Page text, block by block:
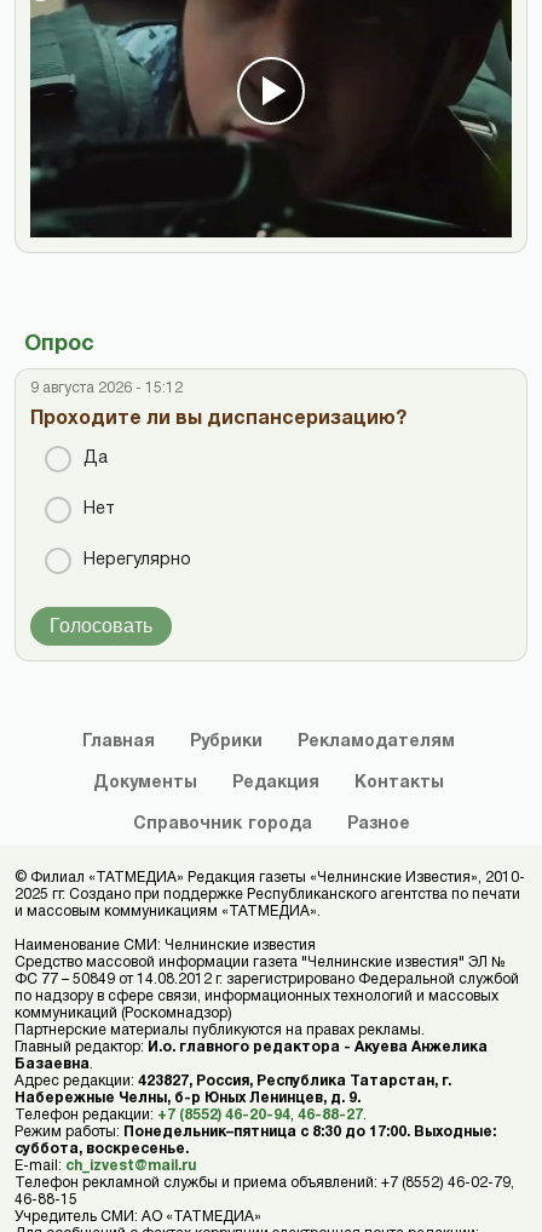
Опрос
9 августа 2026 - 15:12
Проходите ли вы диспансеризацию?
Да
Нет
Нерегулярно
Голосовать
Главная Рубрики Рекламодателям
Документы Редакция Контакты
Справочник города Разное
© Филиал «ТАТМЕДИА» Редакция газеты «Челнинские Известия», 2010-
2025 гг. Создано при поддержке Республиканского агентства по печати
и массовым коммуникациям «ТАТМЕДИА».
Наименование СМИ: Челнинские известия
Средство массовой информации газета "Челнинские известия" ЭЛ №
ФС 77 – 50849 от 14.08.2012 г. зарегистрировано Федеральной службой
по надзору в сфере связи, информационных технологий и массовых
коммуникаций (Роскомнадзор)
Партнерские материалы публикуются на правах рекламы.
Главный редактор: И.о. главного редактора - Акуева Анжелика
Базаевна
Адрес редакции: 423827, Россия, Республика Татарстан, г.
Набережные Челны, б-р Юных Ленинцев, д. 9.
Телефон редакции: +7 (8552) 46-20-94 46-88-27
Режим работы: Понедельник–пятница с 8:30 до 17:00. Выходные:
суббота, воскресенье.
E-mail: ch_izvest@mail.ru
Телефон рекламной службы и приема объявлений: +7 (8552) 46-02-79,
46-88-15
Учредитель СМИ: АО «ТАТМЕДИА»